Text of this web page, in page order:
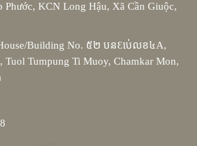
Phước, KCN Long Hậu, Xã Cần Giuộc,
Building No. ៥២ បនƐប់េលខ៤A,
Tuol Tumpung Ti Muoy, Chamkar Mon,